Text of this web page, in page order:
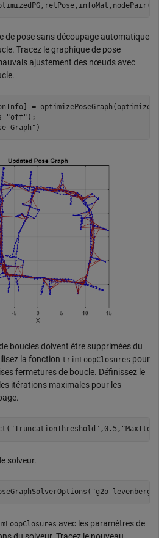
de pose sans découpage automatique
Tracez le graphique de pose
ajustement des nœuds avec
=
"off" );
Graph" )
boucles doivent être supprimées du
la fonction trimLoopClosures pour
fermetures de boucle. Définissez le
itérations maximales pour les
"TruncationThreshold" ,0.5,
solveur.
"g2o-levenberg-
avec les paramètres de